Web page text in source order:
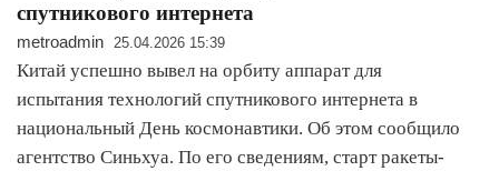
спутникового интернета
metroadmin 25.04.2026 15:39
Китай успешно вывел на орбиту аппарат для
испытания технологий спутникового интернета в
национальный День космонавтики. Об этом сообщило
агентство Синьхуа. По его сведениям, старт ракеты-